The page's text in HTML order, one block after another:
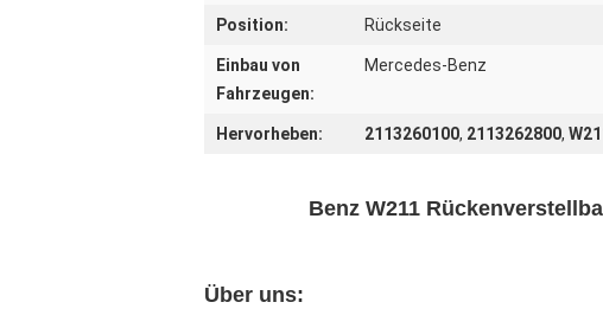
Position: Rückseite
Einbau von
Fahrzeugen:
Mercedes-Benz
Hervorheben: 2113260100, 2113262800,
Benz W211
Über uns: